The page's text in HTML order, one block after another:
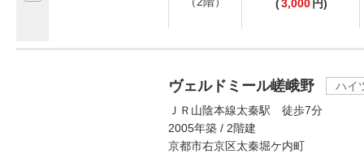
(3,000 円)
ヴェルドミール嵯峨野
ハイ
ＪＲ山陰本線太秦駅 徒歩7分
2005年築 / 2階建
京都市右京区太秦堀ケ内町